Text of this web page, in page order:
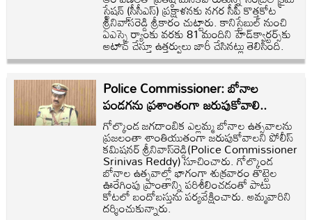
స్టేషన్‌ (సీసీఎస్‌) ప్రక్షాళనకు నగర సీపీ కొత్తకోట
శ్రీనివా్‌సరెడ్డి శ్రీకారం చుట్టారు. కానిస్టేబుల్‌ నుంచి
ఏఎస్సై ర్యాంకు వరకు 81 మందిని హెడ్‌క్వార్టర్స్‌కు
అటాచ్‌ చేస్తూ ఉత్తర్వులు జారీ చేసినట్లు తెలిసింది.
Police Commissioner: బోనాల
పండగను ప్రశాంతంగా జరుపుకోవాలి..
గోల్కొండ జగదాంబిక ఎల్లమ్మ బోనాల ఉత్సవాలను
ప్రజలంతా శాంతియుతంగా జరుపుకోవాలని పోలీస్‌
కమిషనర్‌ శ్రీనివాస్‌రెడ్డి(Police Commissioner
Srinivas Reddy) సూచించారు. గోల్కొండ
బోనాల ఉత్సవాల్లో భాగంగా శుక్రవారం తొట్టెల
ఊరేగింపు ప్రాంతాన్ని పరిశీలించడంతో పాటు
కోటలో బందోబస్తును పర్యవేక్షించారు. అమ్మవారిని
దర్శించుకున్నారు.